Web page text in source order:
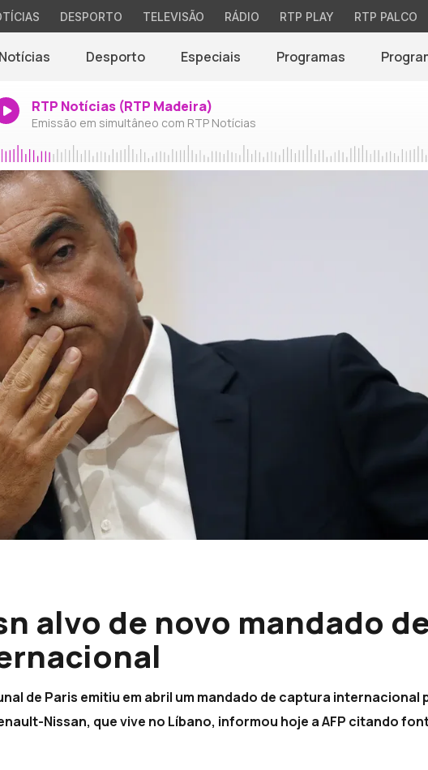
DESPORTO TELEVISÃO RÁDIO RTP PLAY RTP PALCO
Notícias Desporto Especiais Programas
RTP Notícias (RTP Madeira)
Emissão em simultâneo com RTP Notícias
alvo de novo mandado
de Paris emitiu em abril um mandado de captura internacional
Nissan, que vive no Líbano, informou hoje a AFP citando